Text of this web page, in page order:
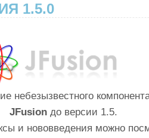
1.5.0
небезызвестного
JFusion до версии 1.5.
и нововведения можно